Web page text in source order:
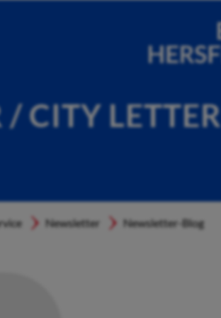
CITY LETTER
Newsletter Newsletter-Blog